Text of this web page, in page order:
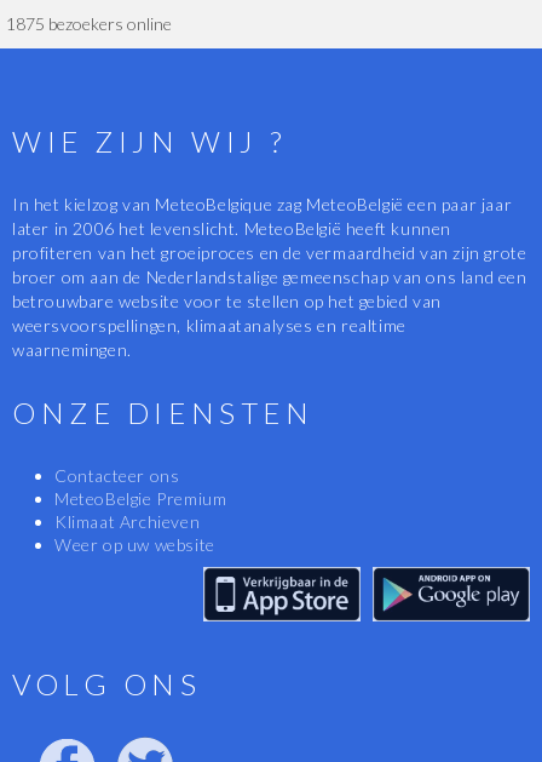
1875 bezoekers online
WIE ZIJN WIJ ?
In het kielzog van MeteoBelgique zag MeteoBelgië een paar jaar
later in 2006 het levenslicht. MeteoBelgië heeft kunnen
profiteren van het groeiproces en de vermaardheid van zijn grote
broer om aan de Nederlandstalige gemeenschap van ons land een
betrouwbare website voor te stellen op het gebied van
weersvoorspellingen, klimaatanalyses en realtime
waarnemingen.
ONZE DIENSTEN
Contacteer ons
MeteoBelgie Premium
Klimaat Archieven
Weer op uw website
VOLG ONS